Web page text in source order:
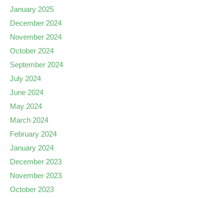
January 2025
December 2024
November 2024
October 2024
September 2024
July 2024
June 2024
May 2024
March 2024
February 2024
January 2024
December 2023
November 2023
October 2023